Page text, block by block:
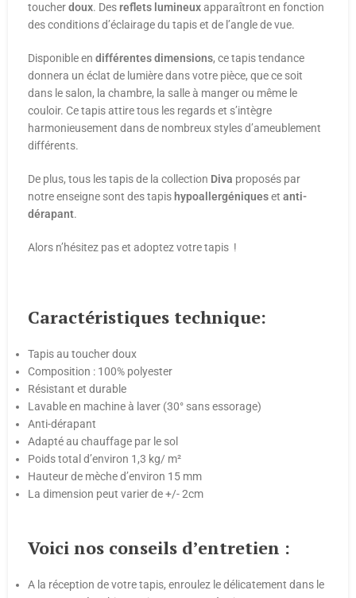
toucherdoux. Desreflets lumineuxapparaîtront en fonction
des conditions d’éclairage du tapis et de l’angle de vue.
Disponible en différentesdimensions, ce tapis tendance
donnera un éclat de lumière dans votre pièce, que ce soit
dans le salon, la chambre, la salle à manger ou même le
couloir. Ce tapis attire tous les regards et s’intègre
harmonieusement dans de nombreux styles d’ameublement
différents.
De plus, tous les tapis de la collection Diva proposés par
notre enseigne sont des tapis hypoallergéniqueset anti-
dérapant.
Alors n’hésitez pas et adoptez votre tapis !
Caractéristiques technique:
Tapis au toucher doux
Composition : 100% polyester
Résistant et durable
Lavable en machine à laver (30° sans essorage)
Anti-dérapant
Adapté au chauffage par le sol
Poids total d’environ 1,3 kg/ m²
Hauteur de mèche d’environ 15 mm
La dimension peut varier de +/- 2cm
Voici nos conseils d’entretien :
A la réception de votre tapis, enroulez le délicatement dans le